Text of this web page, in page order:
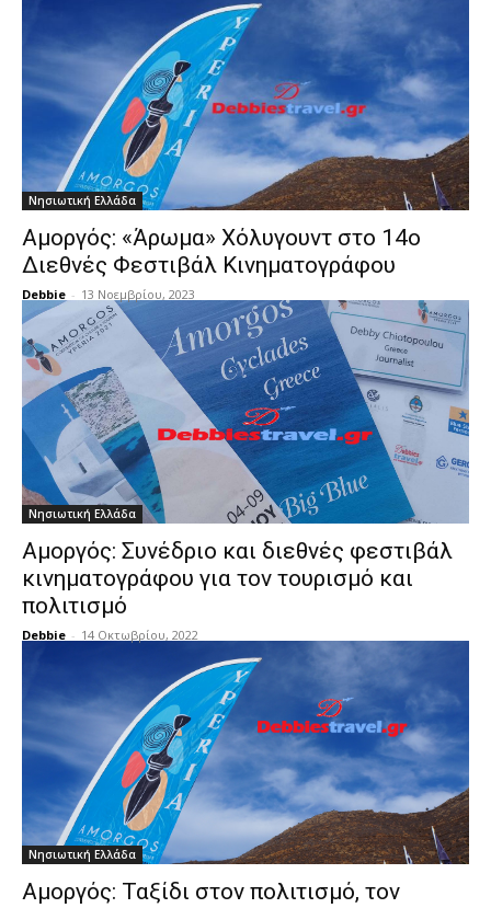
Νησιωτική Ελλάδα
Αμοργός: «Άρωμα» Χόλυγουντ στο 14ο
Διεθνές Φεστιβάλ Κινηματογράφου
Debbie - 13 Νοεμβρίου, 2023
Νησιωτική Ελλάδα
Αμοργός: Συνέδριο και διεθνές φεστιβάλ
κινηματογράφου για τον τουρισμό και
πολιτισμό
Debbie - 14 Οκτωβρίου, 2022
Νησιωτική Ελλάδα
Αμοργός: Ταξίδι στον πολιτισμό, τον